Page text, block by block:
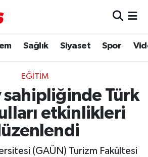
Sağlık Siyaset Spor
EĞITIM
sahipliğinde Türk
etkinlikleri
(GAÜN) Turizm Fakültesi
dakika
ve Fikstür